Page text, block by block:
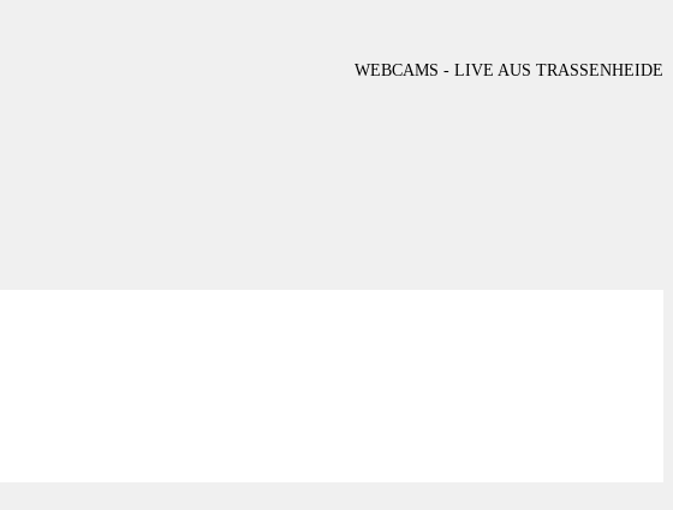
WEBCAMS - LIVE AUS TRASSENHEIDE